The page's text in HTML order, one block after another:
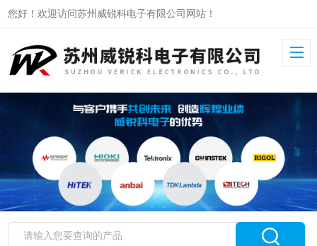
您好！欢迎访问苏州威锐科电子有限公司网站！